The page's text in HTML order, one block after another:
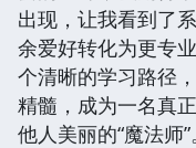
出现，让我看到了
余爱好转化为更专
个清晰的学习路径
精髓，成为一名真
他人美丽的“魔法师”。